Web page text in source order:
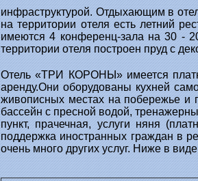
инфраструктурой. Отдыхающим в
на территории отеля есть летний
имеются 4 конференц-зала на 30 -
территории отеля построен пруд с
Отель «ТРИ КОРОНЫ» имеется
аренду.Они оборудованы кухней
живописных местах на побережье и
бассейн с пресной водой,
пункт, прачечная, услуги няня
поддержка иностранных граждан в
очень много других услуг. Ниже в